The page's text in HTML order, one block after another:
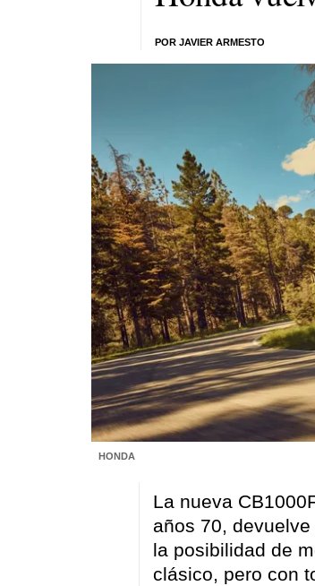
POR JAVIER ARMESTO
HONDA
La nueva
años 70,
la posibilidad de
clásico, pero con